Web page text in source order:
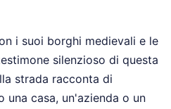
i suoi borghi medievali e le
silenzioso di questa
strada racconta di
una casa, un'azienda o un